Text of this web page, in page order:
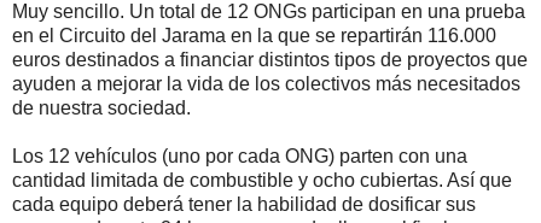
Muy sencillo. Un total de 12 ONGs participan en una prueba
en el Circuito del Jarama en la que se repartirán 116.000
euros destinados a financiar distintos tipos de proyectos que
ayuden a mejorar la vida de los colectivos más necesitados
de nuestra sociedad.
Los 12 vehículos (uno por cada ONG) parten con una
cantidad limitada de combustible y ocho cubiertas. Así que
cada equipo deberá tener la habilidad de dosificar sus